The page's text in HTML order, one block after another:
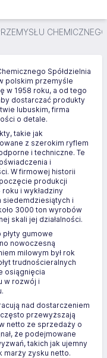
Spółdzielnia
polskim przemyśle
w 1958 roku, a od tego
dostarczać produkty
lubuskim, firma
o detale.
takie jak
z szerokim ryflem
i techniczne. Te
i
W firmowej historii
produkcji
i wykładziny
siedemdziesiątych i
3000 ton wyrobów
skali jej działalności.
gumowe
nowoczesną
milowym był rok
trudnościeralnych
osiągnięcia
w rozwój i
nad dostarczeniem
przewyższają
netto ze sprzedaży o
że podejmowane
takich jak ujemny
marży zysku netto.